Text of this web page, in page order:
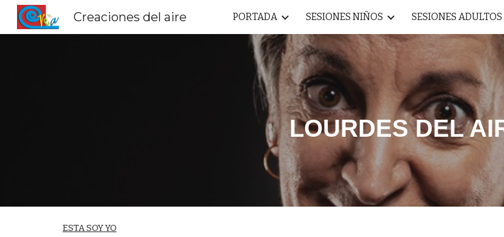
Skip to main content Skip
Creaciones del aire PORTADA SESIONES NIÑOS SESIONES ADULTOS
LOURDES DEL
ESTA SOY YO